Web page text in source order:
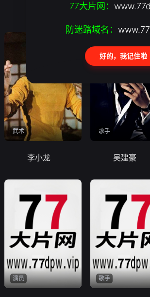
武术
李小龙
歌手
吴建豪
演员 歌手
77大片网：
防迷路域名：
好的，我记住啦